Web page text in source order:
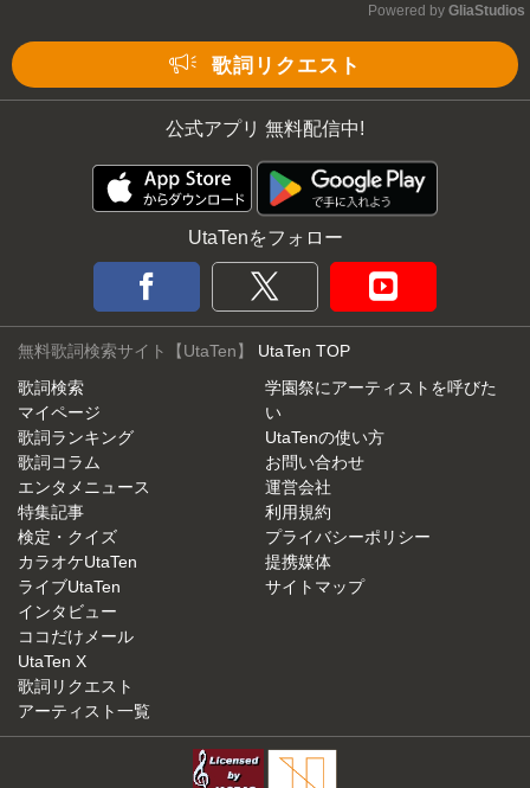
Powered by GliaStudios
歌詞リクエスト
公式アプリ 無料配信中!
UtaTenをフォロー
無料歌詞検索サイト【UtaTen】 UtaTen TOP
歌詞検索
マイページ
歌詞ランキング
歌詞コラム
エンタメニュース
特集記事
検定・クイズ
カラオケUtaTen
ライブUtaTen
インタビュー
ココだけメール
UtaTen X
歌詞リクエスト
アーティスト一覧
学園祭にアーティストを呼びた
い
UtaTenの使い方
お問い合わせ
運営会社
利用規約
プライバシーポリシー
提携媒体
サイトマップ